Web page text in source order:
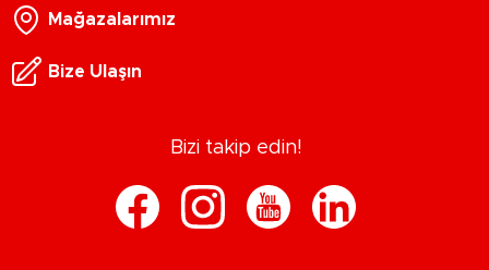
Mağazalarımız
Bize Ulaşın
Bizi takip edin!